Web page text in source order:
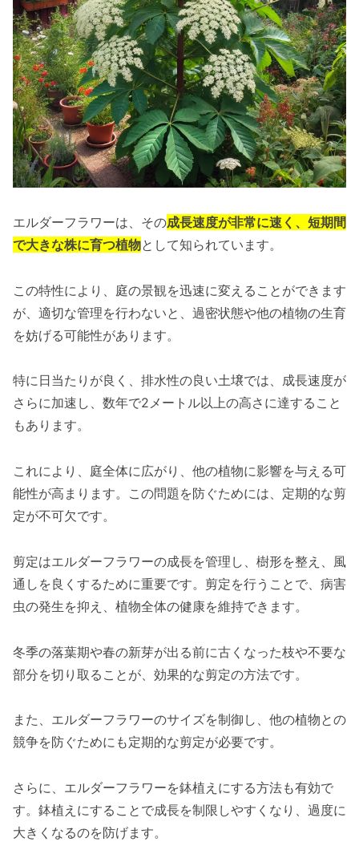
エルダーフラワーは、その成長速度が非常に速く、短期間
で大きな株に育つ植物として知られています。
この特性により、庭の景観を迅速に変えることができます
が、適切な管理を行わないと、過密状態や他の植物の生育
を妨げる可能性があります。
特に日当たりが良く、排水性の良い土壌では、成長速度が
さらに加速し、数年で2メートル以上の高さに達すること
もあります。
これにより、庭全体に広がり、他の植物に影響を与える可
能性が高まります。この問題を防ぐためには、定期的な剪
定が不可欠です。
剪定はエルダーフラワーの成長を管理し、樹形を整え、風
通しを良くするために重要です。剪定を行うことで、病害
虫の発生を抑え、植物全体の健康を維持できます。
冬季の落葉期や春の新芽が出る前に古くなった枝や不要な
部分を切り取ることが、効果的な剪定の方法です。
また、エルダーフラワーのサイズを制御し、他の植物との
競争を防ぐためにも定期的な剪定が必要です。
さらに、エルダーフラワーを鉢植えにする方法も有効で
す。鉢植えにすることで成長を制限しやすくなり、過度に
大きくなるのを防げます。